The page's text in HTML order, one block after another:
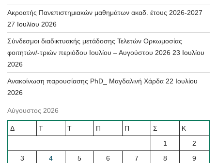
Ακροατής Πανεπιστημιακών μαθημάτων ακαδ. έτους 2026-2027
27 Ιουλίου 2026
Σύνδεσμοι διαδικτυακής μετάδοσης Τελετών Ορκωμοσίας
φοιτητών/-τριών περιόδου Ιουλίου – Αυγούστου 2026 23 Ιουλίου
2026
Ανακοίνωση παρουσίασης PhD_ Μαγδαλινή Χάρδα 22 Ιουλίου
2026
Αύγουστος 2026
Δ Τ Τ Π Π Σ
Κ
1
2
3
4 5 6 7 8
9